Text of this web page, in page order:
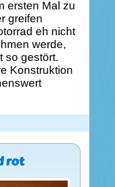
ersten Mal zu
greifen
eh nicht
werde,
so gestört.
Konstruktion